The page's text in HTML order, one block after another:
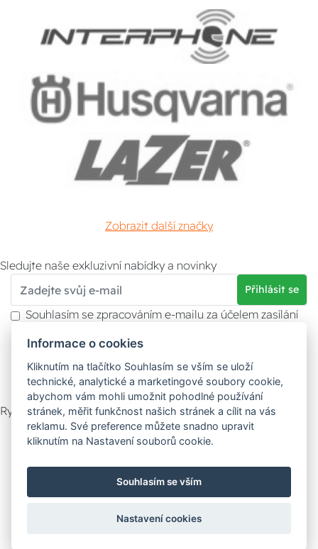
Zobrazit další značky
Sledujte naše exkluzivní nabídky a novinky
Přihlásit se
Souhlasím se zpracováním e-mailu za účelem zasílání
Více informací naleznete v
údajů . Souhlas můžete kdykoliv odvolat.
Rychlý kontakt
Zákaznický servis Vyzvednutí zboží
Informace o cookies
Kliknutím na tlačítko Souhlasím se vším se uloží
technické, analytické a marketingové soubory cookie,
abychom vám mohli umožnit pohodlné používání
stránek, měřit funkčnost našich stránek a cílit na vás
reklamu. Své preference můžete snadno upravit
kliknutím na Nastavení souborů cookie.
Souhlasím se vším
Nastavení cookies